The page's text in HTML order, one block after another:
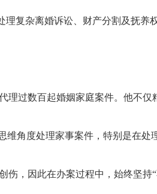
复杂离婚诉讼、财产分割及抚养
过数百起婚姻家庭案件。他不仅
角度处理家事案件，特别是在处
，因此在办案过程中，始终坚持